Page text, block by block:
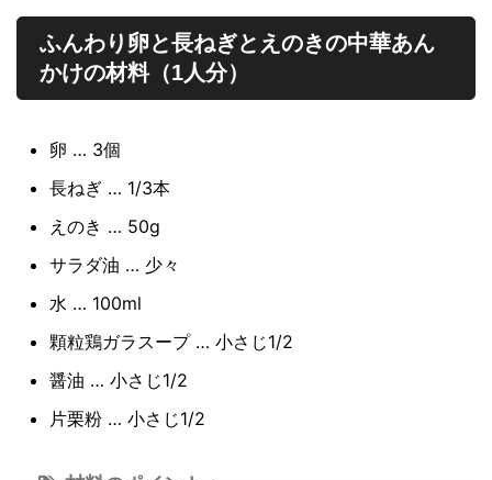
ふんわり卵と長ねぎとえのきの中華あん
かけの材料（1人分）
卵 … 3個
長ねぎ … 1/3本
えのき … 50g
サラダ油 … 少々
水 … 100ml
顆粒鶏ガラスープ … 小さじ1/2
醤油 … 小さじ1/2
片栗粉 … 小さじ1/2